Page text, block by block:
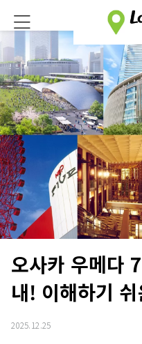
오사카 우메다
내! 이해하기
2025.12.25